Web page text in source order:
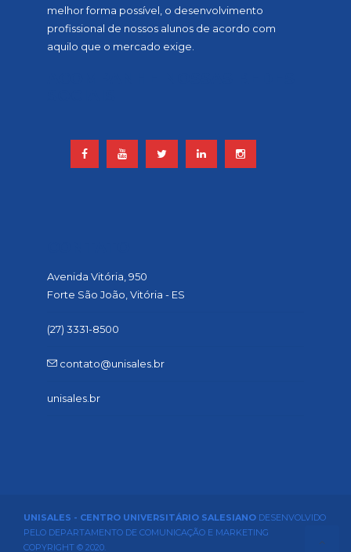
melhor forma possível, o desenvolvimento
profissional de nossos alunos de acordo com
aquilo que o mercado exige.
Avenida Vitória, 950
Forte São João, Vitória - ES
(27) 3331-8500
contato@unisales.br
unisales.br
UNISALES - CENTRO UNIVERSITÁRIO SALESIANO DESENVOLVIDO
PELO DEPARTAMENTO DE COMUNICAÇÃO E MARKETING
COPYRIGHT © 2020.